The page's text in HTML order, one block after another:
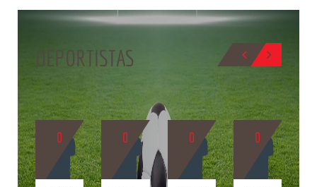
DEPORTISTAS
0
BIO
0
BIO
0
BIO
0
BIO